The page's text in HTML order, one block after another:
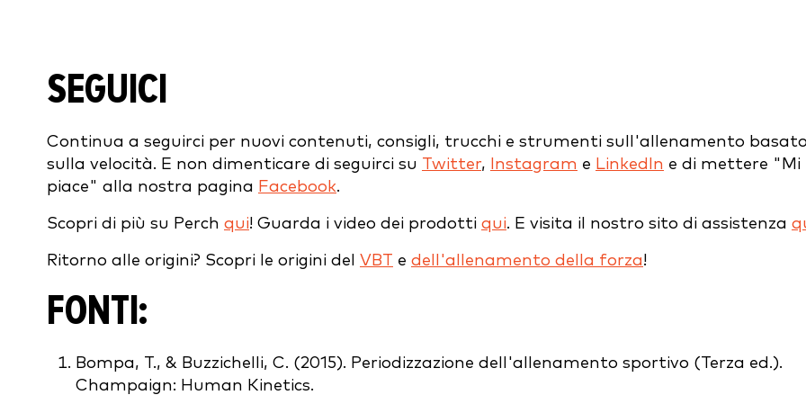
SEGUICI
Continua a seguirci per nuovi contenuti, consigli, trucchi e strumenti sull'allenamento
sulla velocità. E non dimenticare di seguirci su Twitter, Instagram e LinkedIn e di mettere "Mi
piace" alla nostra pagina Facebook.
Scopri di più su Perch qui! Guarda i video dei prodotti qui. E visita il nostro sito di assistenza
Ritorno alle origini? Scopri le origini del VBT e dell'allenamento della forza!
FONTI:
Bompa, T., & Buzzichelli, C. (2015). Periodizzazione dell'allenamento sportivo (Terza ed.).
Champaign: Human Kinetics.